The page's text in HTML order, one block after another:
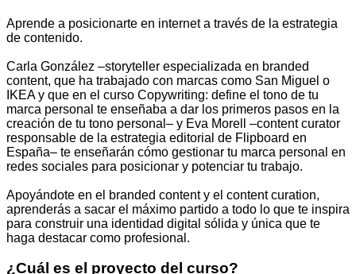
Aprende a posicionarte en internet a través de la estrategia
de contenido.
Carla González –storyteller especializada en branded
content, que ha trabajado con marcas como San Miguel o
IKEA y que en el curso Copywriting: define el tono de tu
marca personal te enseñaba a dar los primeros pasos en la
creación de tu tono personal– y Eva Morell –content curator
responsable de la estrategia editorial de Flipboard en
España– te enseñarán cómo gestionar tu marca personal en
redes sociales para posicionar y potenciar tu trabajo.
Apoyándote en el branded content y el content curation,
aprenderás a sacar el máximo partido a todo lo que te inspira
para construir una identidad digital sólida y única que te
haga destacar como profesional.
¿Cuál es el proyecto del curso?